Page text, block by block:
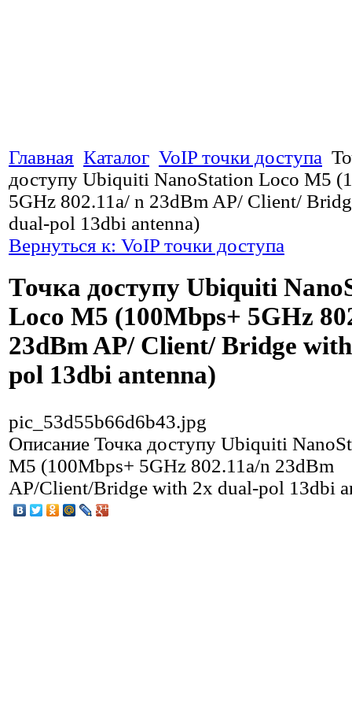
Главная Каталог VoIP точки доступа
доступу Ubiquiti NanoStation Loco M5
5GHz 802.11a/ n 23dBm AP/ Client/
dual-pol 13dbi antenna)
Вернуться к: VoIP точки доступа
Точка доступу Ubiquiti
Loco M5 (100Mbps+ 5GHz
23dBm AP/ Client/ Bridge
pol 13dbi antenna)
pic_53d55b66d6b43.jpg
Описание Точка доступу Ubiquiti
M5 (100Mbps+ 5GHz 802.11a/n 23dBm
AP/Client/Bridge with 2x dual-pol 13dbi